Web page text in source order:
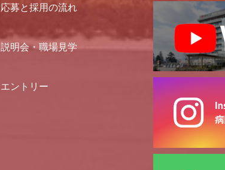
応募と採用の流れ
説明会・職場見学
エントリー